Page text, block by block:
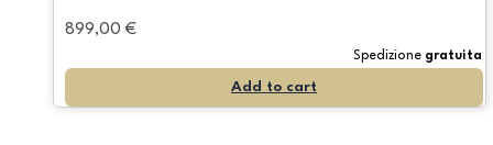
899,00 €
Spedizione gratuita
Add to cart